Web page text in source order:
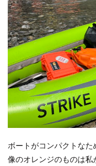
ボートがコンパクトな
像のオレンジのものは